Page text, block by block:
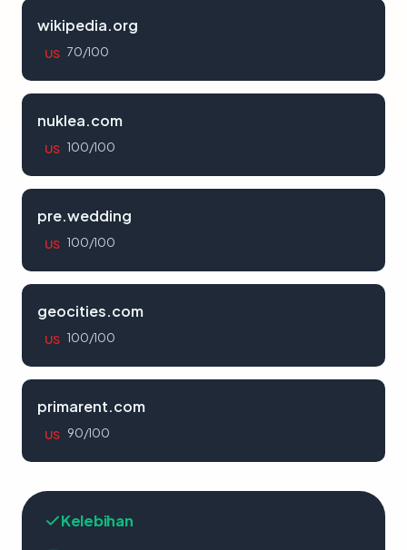
wikipedia.org
US 70/100
nuklea.com
US 100/100
pre.wedding
US 100/100
geocities.com
US 100/100
primarent.com
US 90/100
Kelebihan